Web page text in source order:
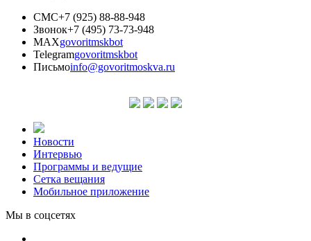
СМС+7 (925) 88-88-948
Звонок+7 (495) 73-73-948
MAXgovoritmskbot
Telegramgovoritmskbot
Письмоinfo@govoritmoskva.ru
Новости
Интервью
Программы и ведущие
Сетка вещания
Мобильное приложение
Мы в соцсетях